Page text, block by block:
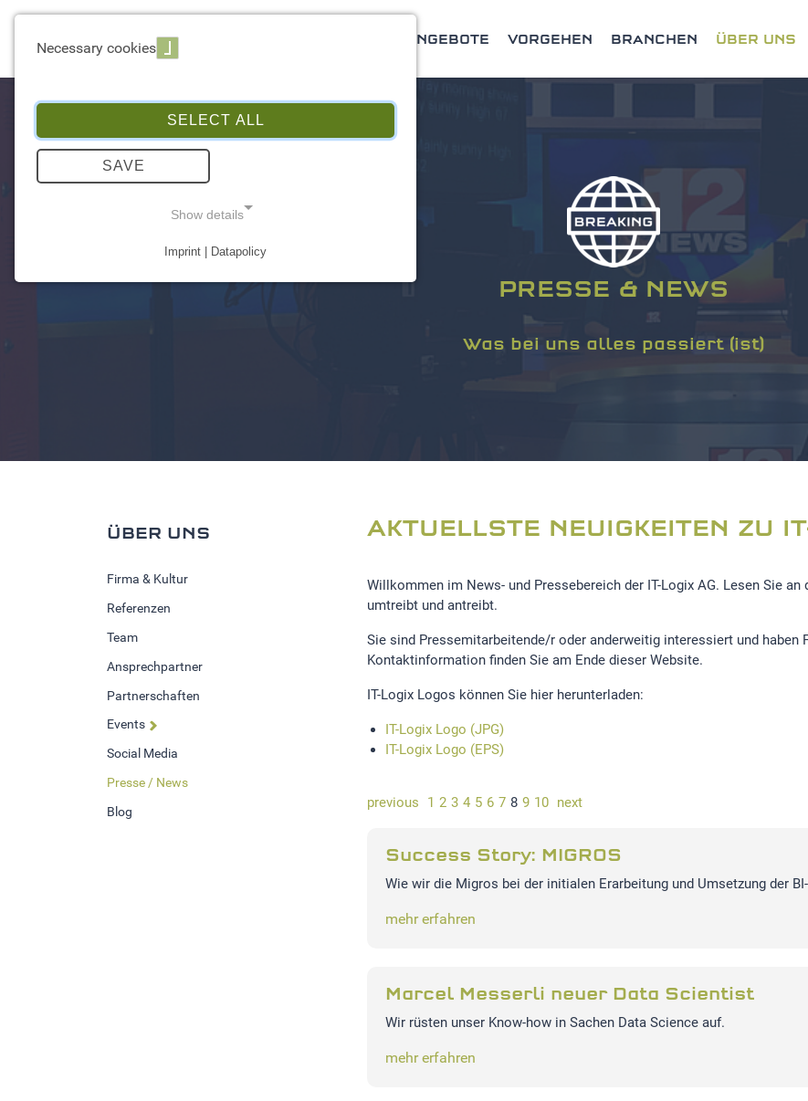
ANGEBOTE VORGEHEN BRANCHEN ÜBER UNS
PRESSE & NEWS
Was bei uns alles passiert (ist)
ÜBER UNS
Firma & Kultur
Referenzen
Team
Ansprechpartner
Partnerschaften
Events
Social Media
Presse / News
Blog
AKTUELLSTE NEUIGKEITEN ZU
Willkommen im News- und Pressebereich der IT-Logix AG. Lesen Sie
umtreibt und antreibt.
Sie sind Pressemitarbeitende/r oder anderweitig interessiert und haben
Kontaktinformation finden Sie am Ende dieser Website.
IT-Logix Logos können Sie hier herunterladen:
IT-Logix Logo (JPG)
IT-Logix Logo (EPS)
previous 1 2 3 4 5 6 7 8 9 10 next
Success Story: MIGROS
Wie wir die Migros bei der initialen Erarbeitung und Umsetzung der
mehr erfahren
Marcel Messerli neuer Data Scientist
Wir rüsten unser Know-how in Sachen Data Science auf.
mehr erfahren
Necessary cookies
SELECT ALL
SAVE
Show details
Imprint | Datapolicy